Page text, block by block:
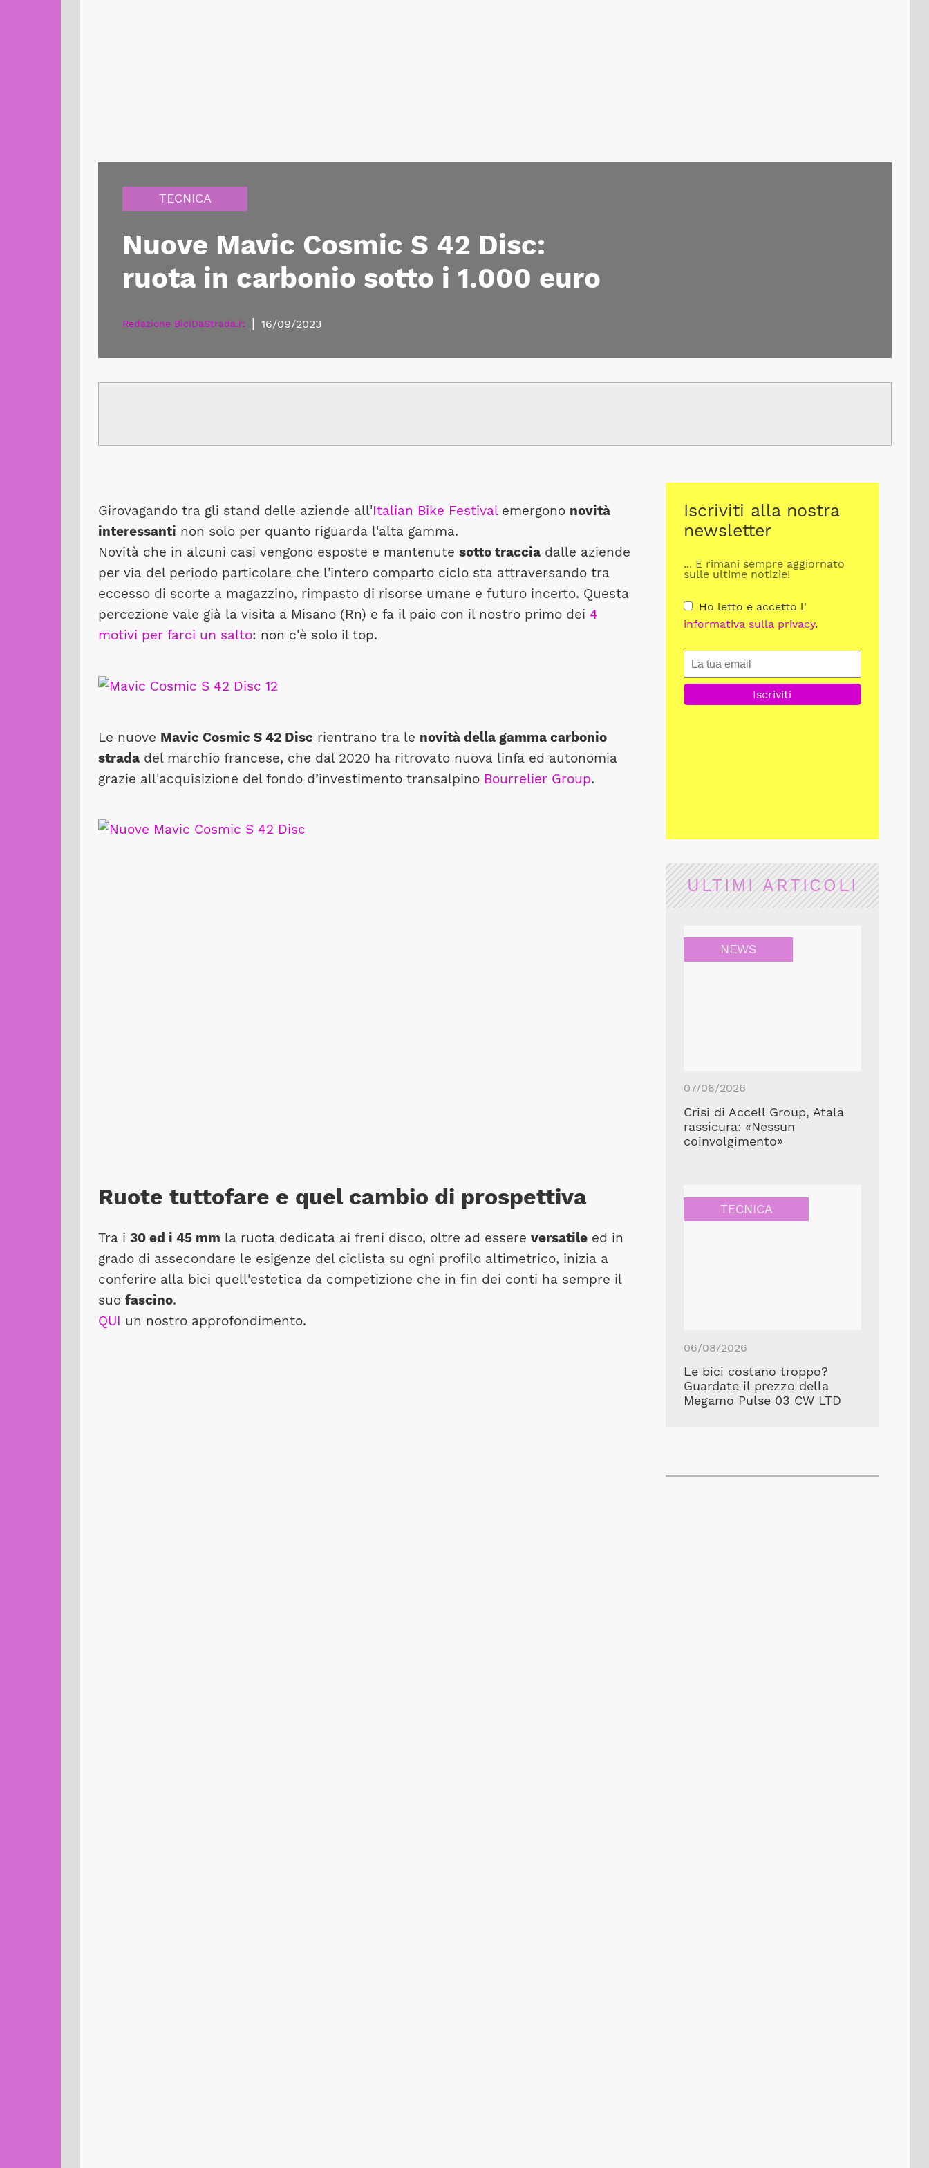
TECNICA
Nuove Mavic Cosmic S 42 Disc:
ruota in carbonio sotto i 1.000 euro
Redazione BiciDaStrada.it | 16/09/2023
Girovagando tra gli stand delle aziende all'Italian Bike Festivalemergono novità
interessanti non solo per quanto riguarda l'alta gamma.
Novità che in alcuni casi vengono esposte e mantenute sotto traccia dalle aziende
per via del periodo particolare che l'intero comparto ciclo sta attraversando tra
eccesso di scorte a magazzino, rimpasto di risorse umane e futuro incerto. Questa
percezione vale già la visita a Misano (Rn) e fa il paio con il nostro primo dei 4
motivi per farci un salto: non c'è solo il top.
Le nuove Mavic Cosmic S 42 Disc rientrano tra le novità della gamma carbonio
strada del marchio francese, che dal 2020 ha ritrovato nuova linfa ed autonomia
grazie all'acquisizione del fondo d’investimento transalpino Bourrelier Group.
Ruote tuttofare e quel cambio di prospettiva
Tra i 30 ed i 45 mm la ruota dedicata ai freni disco, oltre ad essere versatile ed in
grado di assecondare le esigenze del ciclista su ogni profilo altimetrico, inizia a
conferire alla bici quell'estetica da competizione che in fin dei conti ha sempre il
suo fascino.
QUI un nostro approfondimento.
Iscriviti alla nostra
newsletter
... E rimani sempre aggiornato
sulle ultime notizie!
Ho letto e accetto l'
informativa sulla privacy.
ULTIMI ARTICOLI
NEWS
07/08/2026
Crisi di Accell Group, Atala
rassicura: «Nessun
coinvolgimento»
TECNICA
06/08/2026
Le bici costano troppo?
Guardate il prezzo della
Megamo Pulse 03 CW LTD